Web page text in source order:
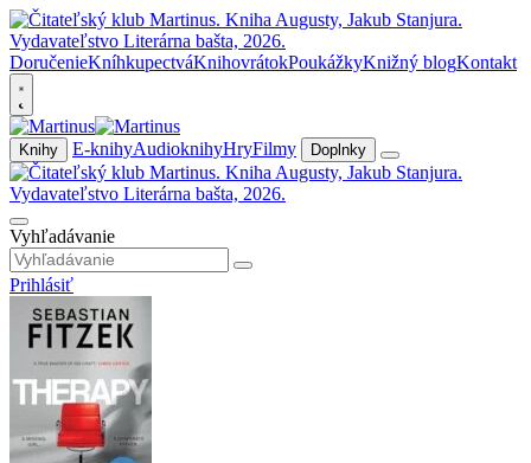
DoručenieKníhkupectváKnihovrátokPoukážkyKnižný blogKontakt
Knihy E-knihyAudioknihyHryFilmy Doplnky
Vyhľadávanie
Prihlásiť